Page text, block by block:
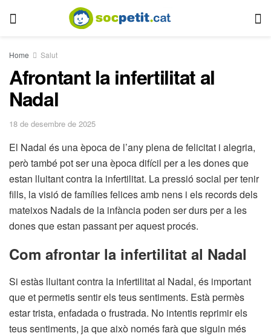
Home Salut
Afrontant la infertilitat al
Nadal
18 de desembre de 2025
El Nadal és una època de l’any plena de felicitat i alegria,
però també pot ser una època difícil per a les dones que
estan lluitant contra la infertilitat. La pressió social per tenir
fills, la visió de famílies felices amb nens i els records dels
mateixos Nadals de la infància poden ser durs per a les
dones que estan passant per aquest procés.
Com afrontar la infertilitat al Nadal
Si estàs lluitant contra la infertilitat al Nadal, és important
que et permetis sentir els teus sentiments. Està permès
estar trista, enfadada o frustrada. No intentis reprimir els
teus sentiments, ja que això només farà que siguin més